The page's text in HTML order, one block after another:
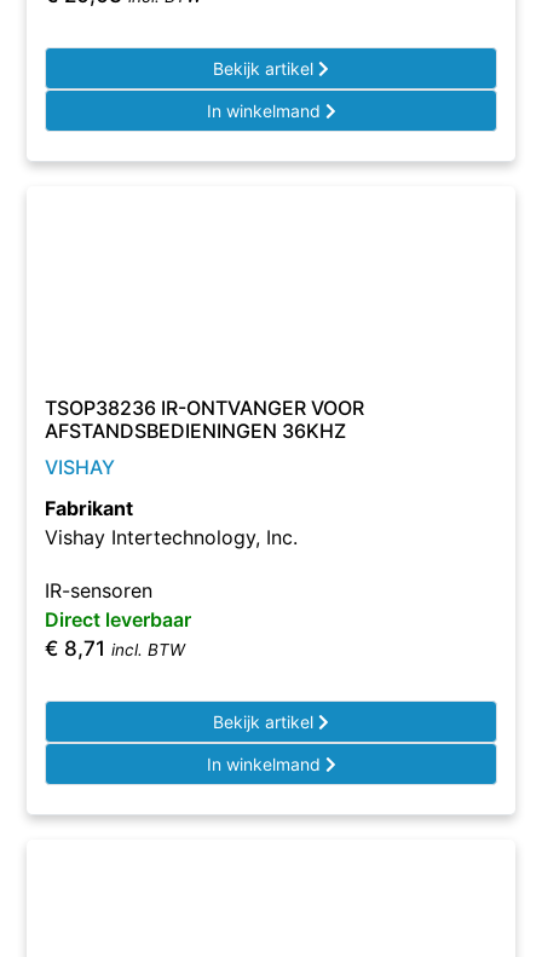
Bekijk artikel
In winkelmand
TSOP38236 IR-ONTVANGER VOOR
AFSTANDSBEDIENINGEN 36KHZ
VISHAY
Fabrikant
Vishay Intertechnology, Inc.
IR-sensoren
Direct leverbaar
€ 8,71 incl. BTW
Bekijk artikel
In winkelmand